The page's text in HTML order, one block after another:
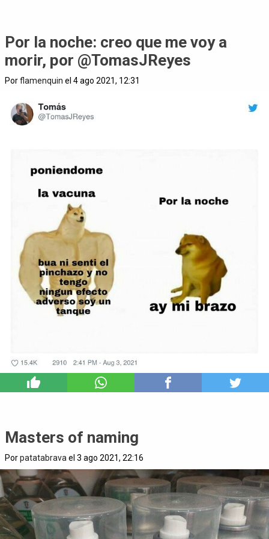
Por la noche: creo que me voy a
morir, por @TomasJReyes
Porflamenquin el 4 ago 2021, 12:31
Masters of naming
Porpatatabrava el 3 ago 2021, 22:16